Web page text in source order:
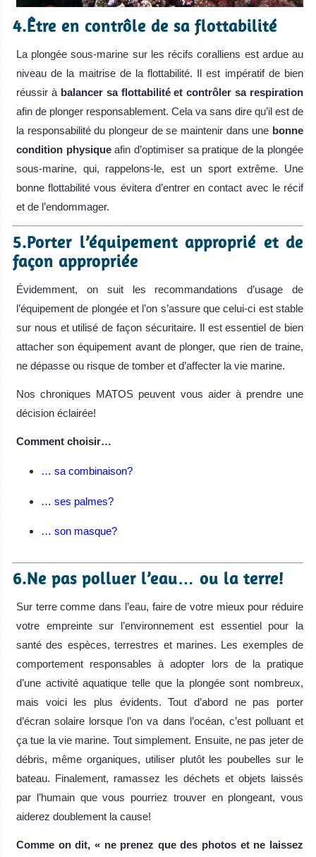
4.Être en contrôle de sa flottabilité
La plongée sous-marine sur les récifs coralliens est ardue au
niveau de la maitrise de la flottabilité. Il est impératif de bien
réussir à balancer sa flottabilité et contrôler sa respiration
afin de plonger responsablement. Cela va sans dire qu’il est de
la responsabilité du plongeur de se maintenir dans une bonne
condition physiqueafin d’optimiser sa pratique de la plongée
sous-marine, qui, rappelons-le, est un sport extrême. Une
bonne flottabilité vous évitera d’entrer en contact avec le récif
et de l’endommager.
5.Porter l’équipement approprié et de
façon appropriée
Évidemment, on suit les recommandations d’usage de
l’équipement de plongée et l’on s’assure que celui-ci est stable
sur nous et utilisé de façon sécuritaire. Il est essentiel de bien
attacher son équipement avant de plonger, que rien de traine,
ne dépasse ou risque de tomber et d’affecter la vie marine.
Nos chroniques MATOS peuvent vous aider à prendre une
décision éclairée!
Comment choisir…
… sa combinaison?
… ses palmes?
… son masque?
6.Ne pas polluer l’eau… ou la terre!
Sur terre comme dans l’eau, faire de votre mieux pour réduire
votre empreinte sur l’environnement est essentiel pour la
santé des espèces, terrestres et marines. Les exemples de
comportement responsables à adopter lors de la pratique
d’une activité aquatique telle que la plongée sont nombreux,
mais voici les plus évidents. Tout d’abord ne pas porter
d’écran solaire lorsque l’on va dans l’océan, c’est polluant et
ça tue la vie marine. Tout simplement. Ensuite, ne pas jeter de
débris, même organiques, utiliser plutôt les poubelles sur le
bateau. Finalement, ramassez les déchets et objets laissés
par l’humain que vous pourriez trouver en plongeant, vous
aiderez doublement la cause!
Comme on dit, « ne prenez que des photos et ne laissez